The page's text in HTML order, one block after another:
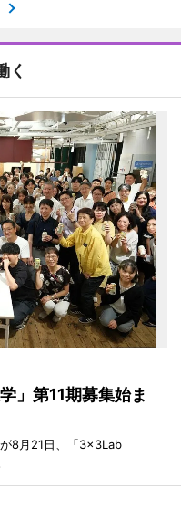
く
」第11期募集始ま
8月21日、「3×3Lab